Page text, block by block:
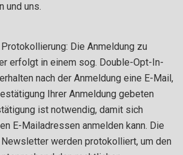
und uns.
Die Anmeldung zu
erfolgt in einem sog. Double-Opt-In-
nach der Anmeldung eine E-Mail,
Ihrer Anmeldung gebeten
ist notwendig, damit sich
E-Mailadressen anmelden kann. Die
werden protokolliert, um den